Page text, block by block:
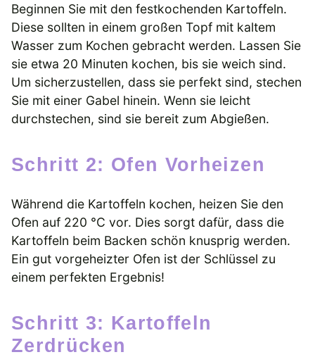
Beginnen Sie mit den festkochenden Kartoffeln.
Diese sollten in einem großen Topf mit kaltem
Wasser zum Kochen gebracht werden. Lassen Sie
sie etwa 20 Minuten kochen, bis sie weich sind.
Um sicherzustellen, dass sie perfekt sind, stechen
Sie mit einer Gabel hinein. Wenn sie leicht
durchstechen, sind sie bereit zum Abgießen.
Schritt 2: Ofen Vorheizen
Während die Kartoffeln kochen, heizen Sie den
Ofen auf 220 °C vor. Dies sorgt dafür, dass die
Kartoffeln beim Backen schön knusprig werden.
Ein gut vorgeheizter Ofen ist der Schlüssel zu
einem perfekten Ergebnis!
Schritt 3: Kartoffeln
Zerdrücken